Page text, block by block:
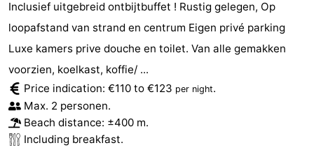
Inclusief uitgebreid ontbijtbuffet ! Rustig gelegen, Op
loopafstand van strand en centrum Eigen privé parking
Luxe kamers prive douche en toilet. Van alle gemakken
voorzien, koelkast, koffie/ ...
Price indication: €110 to €123 per night.
Max. 2 personen.
Beach distance: ±400 m.
Including breakfast.